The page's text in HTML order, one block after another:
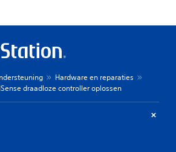
Hardware en reparaties
draadloze controller oplossen